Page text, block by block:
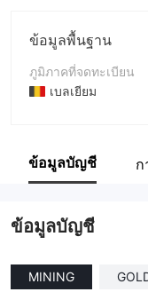
ข้อมูลพื้นฐาน
ภูมิภาคที่จดทะเบียน
เบลเยียม
ชื่อบริษัท
ข้อมูลบัญชี ก
ข้อมูลบัญชี
MINING